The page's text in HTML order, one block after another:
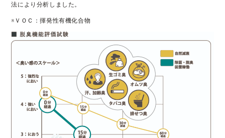
法により分析しました。
※ＶＯＣ：揮発性有機化合物